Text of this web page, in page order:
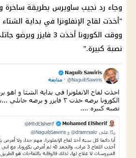
وجاء رد نجيب ساويرس بطريقة ساخرة
"أخذت لقاح الإنفلونزا في بداية
ووقت الكورونا
أخذت 3 فايزر
نصبة كبيرة."